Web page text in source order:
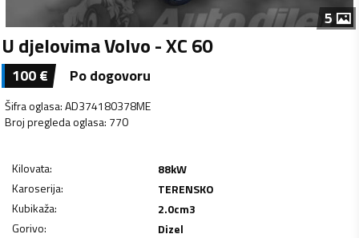
5
U djelovima Volvo - XC 60
100€ Po dogovoru
Šifra oglasa:AD374180378ME
Broj pregleda oglasa: 770
Kilovata: 88kW
Karoserija:
TERENSKO
Kubikaža: 2.0cm3
Gorivo:
Dizel